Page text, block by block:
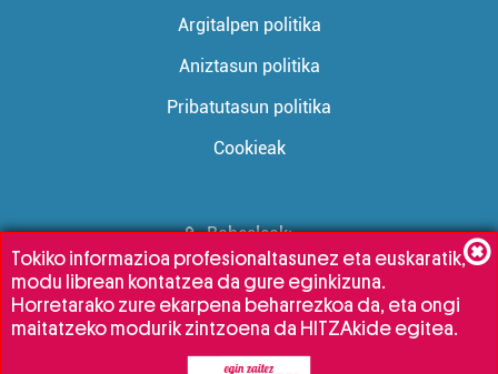
Argitalpen politika
Aniztasun politika
Pribatutasun politika
Cookieak
Babesleak:
Tokiko informazioa profesionaltasunez eta euskaratik,
modu librean kontatzea da gure eginkizuna.
Horretarako zure ekarpena beharrezkoa da, eta ongi
maitatzeko modurik zintzoena da HITZAkide egitea.